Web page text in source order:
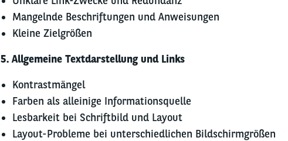
Mangelnde Beschriftungen und Anweisungen
Kleine Zielgrößen
5. Allgemeine Textdarstellung und Links
Kontrastmängel
Farben als alleinige Informationsquelle
Lesbarkeit bei Schriftbild und Layout
Layout-Probleme bei unterschiedlichen Bildschirmgrößen